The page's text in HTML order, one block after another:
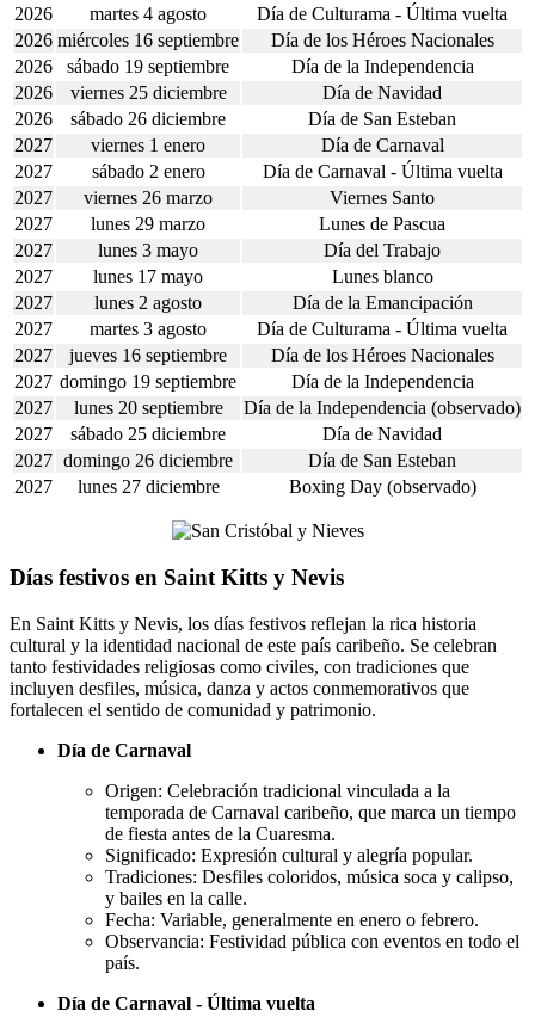
2026
martes 4 agosto
Día de Culturama - Última vuelta
2026 miércoles 16 septiembre
Día de los Héroes Nacionales
2026
sábado 19 septiembre
Día de la Independencia
2026
viernes 25 diciembre
Día de Navidad
2026
sábado 26 diciembre
Día de San Esteban
2027
viernes 1 enero
Día de Carnaval
2027
sábado 2 enero
Día de Carnaval - Última vuelta
2027
viernes 26 marzo
Viernes Santo
2027
lunes 29 marzo
Lunes de Pascua
2027
lunes 3 mayo
Día del Trabajo
2027
lunes 17 mayo
Lunes blanco
2027
lunes 2 agosto
Día de la Emancipación
2027
martes 3 agosto
Día de Culturama - Última vuelta
2027
jueves 16 septiembre
Día de los Héroes Nacionales
2027 domingo 19 septiembre
Día de la Independencia
2027
lunes 20 septiembre
Día de la Independencia (observado)
2027
sábado 25 diciembre
Día de Navidad
2027 domingo 26 diciembre
Día de San Esteban
2027
lunes 27 diciembre Boxing Day (observado)
Días festivos en Saint Kitts y Nevis
En Saint Kitts y Nevis, los días festivos reflejan la rica historia
cultural y la identidad nacional de este país caribeño. Se celebran
tanto festividades religiosas como civiles, con tradiciones que
incluyen desfiles, música, danza y actos conmemorativos que
fortalecen el sentido de comunidad y patrimonio.
Día de Carnaval
Origen: Celebración tradicional vinculada a la
temporada de Carnaval caribeño, que marca un tiempo
de fiesta antes de la Cuaresma.
Significado: Expresión cultural y alegría popular.
Tradiciones: Desfiles coloridos, música soca y calipso,
y bailes en la calle.
Fecha: Variable, generalmente en enero o febrero.
Observancia: Festividad pública con eventos en todo el
país.
Día de Carnaval - Última vuelta